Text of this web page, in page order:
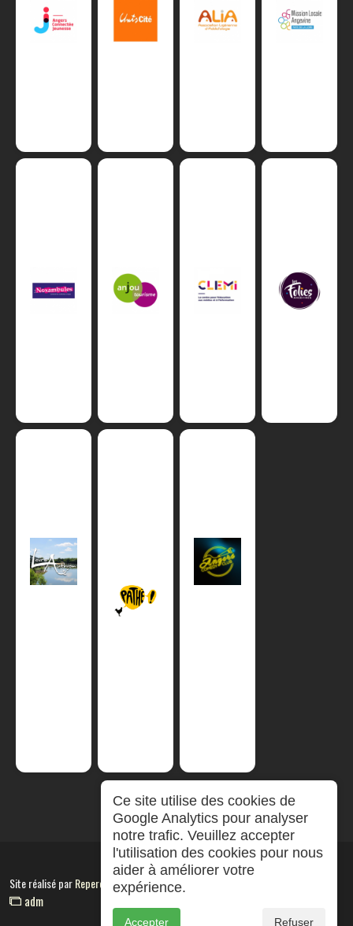
Site réalisé parRepereCom
adm
Ce site utilise des cookies de
Google Analytics pour analyser
notre trafic. Veuillez accepter
l'utilisation des cookies pour nous
aider à améliorer votre
expérience.
Accepter Refuser